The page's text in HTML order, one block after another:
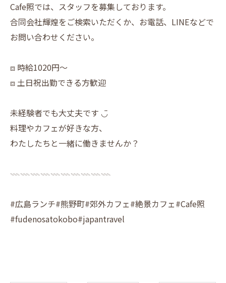
Cafe照では、スタッフを募集しております。
合同会社輝煌をご検索いただくか、お電話、LINEなどで
お問い合わせください。
⧈ 時給1020円〜
⧈ 土日祝出勤できる方歓迎
未経験者でも大丈夫です ◡̈
料理やカフェが好きな方、
わたしたちと一緒に働きませんか？
𓇠𓇠𓇠𓇠𓇠𓇠𓇠𓇠𓇠𓇠
#広島ランチ#熊野町#郊外カフェ#絶景カフェ#Cafe照
#fudenosatokobo#japantravel